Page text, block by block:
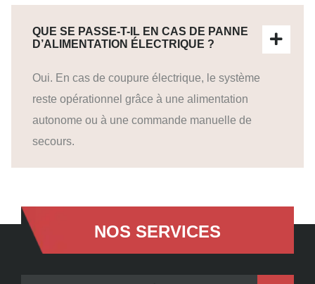
QUE SE PASSE-T-IL EN CAS DE PANNE
D’ALIMENTATION ÉLECTRIQUE ?
Oui. En cas de coupure électrique, le système
reste opérationnel grâce à une alimentation
autonome ou à une commande manuelle de
secours.
NOS SERVICES